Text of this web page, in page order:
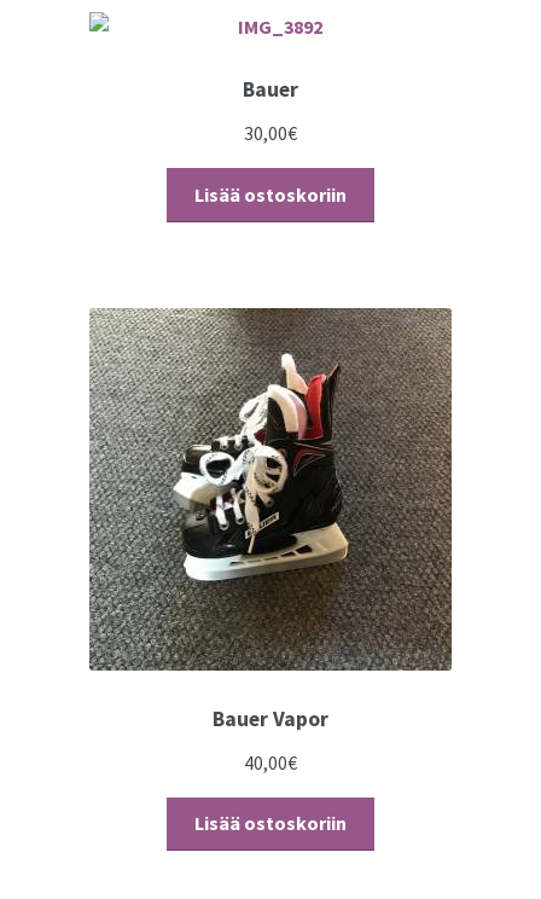
Bauer
30,00€
Lisää ostoskoriin
Bauer Vapor
40,00€
Lisää ostoskoriin